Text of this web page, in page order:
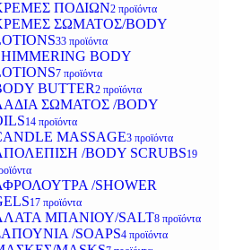
ΠΟΔΙΩΝ2 προϊόντα
ΣΩΜΑΤΟΣ/BODY
33 προϊόντα
BODY
7 προϊόντα
BUTTER2 προϊόντα
ΣΩΜΑΤΟΣ /BODY
14 προϊόντα
MASSAGE3 προϊόντα
/BODY SCRUBS19
/SHOWER
17 προϊόντα
ΜΠΑΝΙΟΥ/SALT8 προϊόντα
/SOAPS4 προϊόντα